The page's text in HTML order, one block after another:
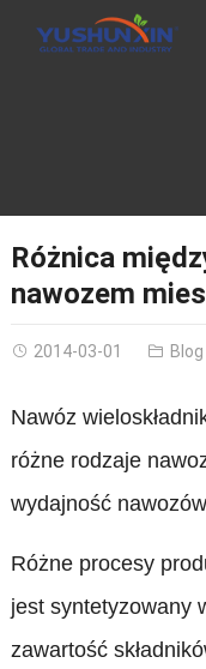
Różnica
nawozem
2014-03-01 Blog
Nawóz
różne rodzaje
wydajność
Różne procesy
jest syntetyzowany
zawartość